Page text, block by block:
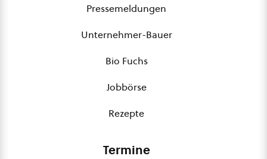
Pressemeldungen
Unternehmer-Bauer
Bio Fuchs
Jobbörse
Rezepte
Termine